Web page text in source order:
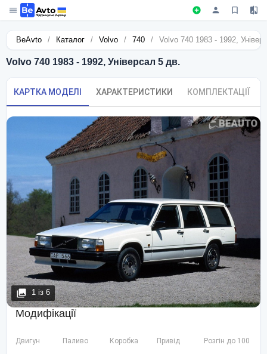
BeAvto / Каталог / Volvo / 740 / Volvo 740 1983 - 1992,
Volvo 740 1983 - 1992, Універсал 5 дв.
КАРТКА МОДЕЛІ ХАРАКТЕРИСТИКИ КОМПЛЕКТАЦІЇ
1 із 6
Модифікації
Двигун Паливо Коробка Привід Розгін до 100 км/